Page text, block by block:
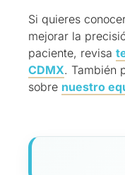
Si quieres
mejorar la
paciente, revisa
CDMX. También
sobre nuestro